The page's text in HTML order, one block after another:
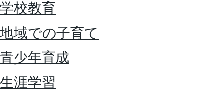
学校教育
地域での子育て
青少年育成
生涯学習